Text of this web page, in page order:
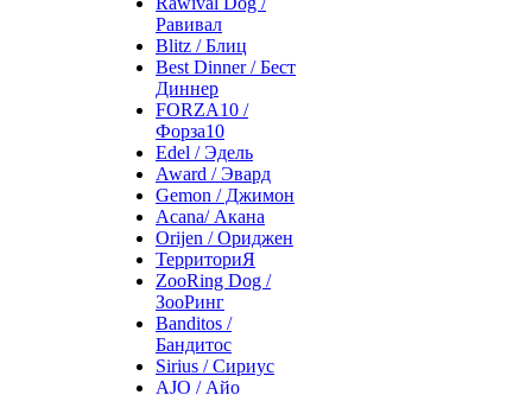
Равивал
Blitz / Блиц
Best Dinner / Бест
Диннер
FORZA10 /
Форза10
Edel / Эдель
Award / Эвард
Gemon / Джимон
Acana/ Акана
Orijen / Ориджен
ТерриториЯ
ZooRing Dog /
ЗооРинг
Banditos /
Бандитос
Sirius / Сириус
AJO / Айо